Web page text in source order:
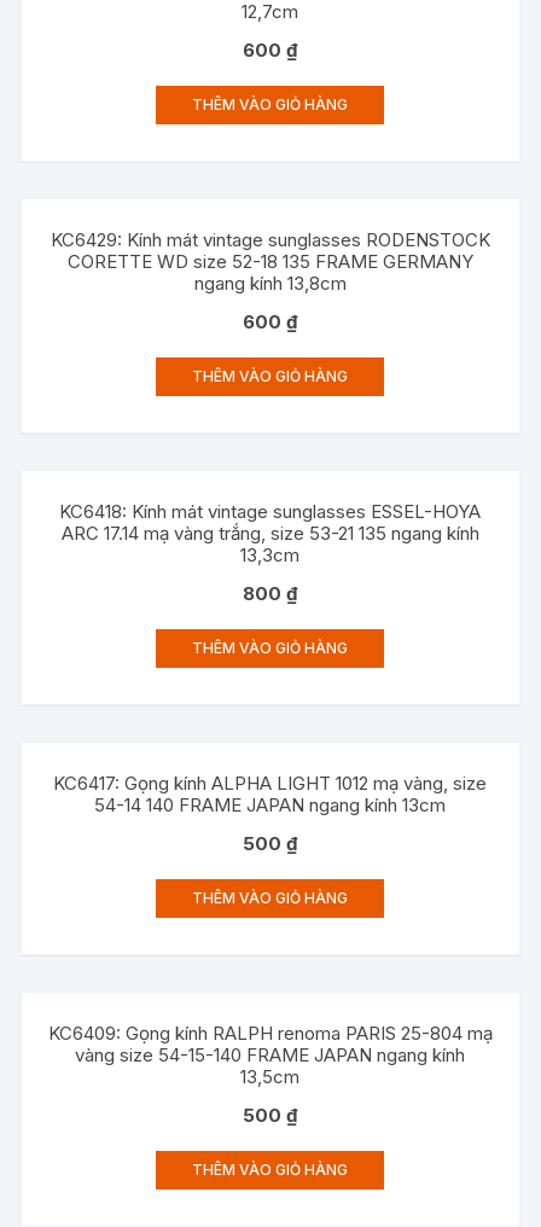
12,7cm
600₫
THÊM VÀO GIỎ HÀNG
KC6429: Kính mát vintage sunglasses RODENSTOCK
CORETTE WD size 52-18 135 FRAME GERMANY
ngang kính 13,8cm
600₫
THÊM VÀO GIỎ HÀNG
KC6418: Kính mát vintage sunglasses ESSEL-HOYA
ARC 17.14 mạ vàng trắng, size 53-21 135 ngang kính
13,3cm
800₫
THÊM VÀO GIỎ HÀNG
KC6417: Gọng kính ALPHA LIGHT 1012 mạ vàng, size
54-14 140 FRAME JAPAN ngang kính 13cm
500₫
THÊM VÀO GIỎ HÀNG
KC6409: Gọng kính RALPH renoma PARIS 25-804 mạ
vàng size 54-15-140 FRAME JAPAN ngang kính
13,5cm
500₫
THÊM VÀO GIỎ HÀNG